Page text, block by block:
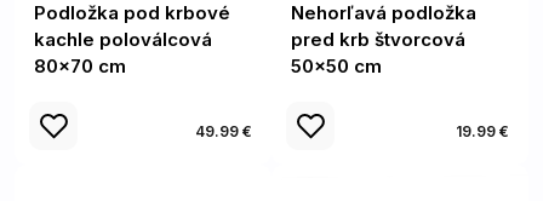
Podložka pod krbové
kachle poloválcová
80x70 cm
49.99 €
Nehorľavá podložka
pred krb štvorcová
50x50 cm
19.99 €